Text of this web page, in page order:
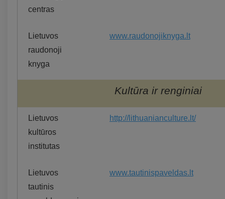
centras
Lietuvos
raudonoji
knyga
www.raudonojiknyga.lt
Kultūra ir renginiai
Lietuvos
kultūros
institutas
http://lithuanianculture.lt/
Lietuvos
tautinis
www.tautinispaveldas.lt